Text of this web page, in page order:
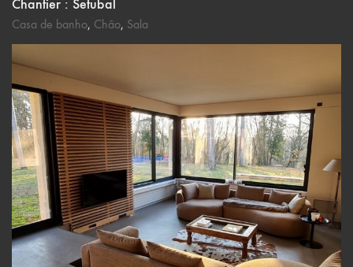
Chantier : Setubal
Casa de banho, Chão, Sala